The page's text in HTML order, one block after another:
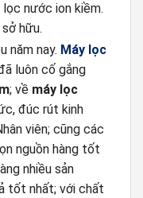
nước ion kiềm.
hữu.
năm nay. Máy lọc
luôn cố gắng
; về máy lọc
đúc rút kinh
viên; cũng các
nguồn hàng tốt
nhiều sản
tốt nhất; với chất